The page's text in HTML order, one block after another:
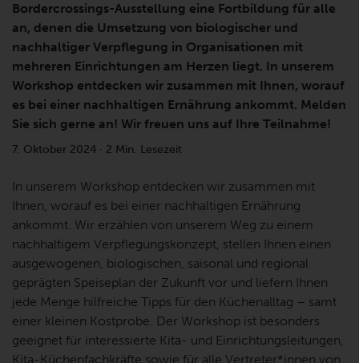
Bordercrossings-Ausstellung eine Fortbildung für alle
an, denen die Umsetzung von biologischer und
nachhaltiger Verpflegung in Organisationen mit
mehreren Einrichtungen am Herzen liegt. In unserem
Workshop entdecken wir zusammen mit Ihnen, worauf
es bei einer nachhaltigen Ernährung ankommt. Melden
Sie sich gerne an! Wir freuen uns auf Ihre Teilnahme!
7. Oktober 2024 · 2 Min. Lesezeit
In unserem Workshop entdecken wir zusammen mit
Ihnen, worauf es bei einer nachhaltigen Ernährung
ankommt. Wir erzählen von unserem Weg zu einem
nachhaltigem Verpflegungskonzept, stellen Ihnen einen
ausgewogenen, biologischen, saisonal und regional
geprägten Speiseplan der Zukunft vor und liefern Ihnen
jede Menge hilfreiche Tipps für den Küchenalltag – samt
einer kleinen Kostprobe. Der Workshop ist besonders
geeignet für interessierte Kita- und Einrichtungsleitungen,
Kita-Küchenfachkräfte sowie für alle Vertreter*innen von